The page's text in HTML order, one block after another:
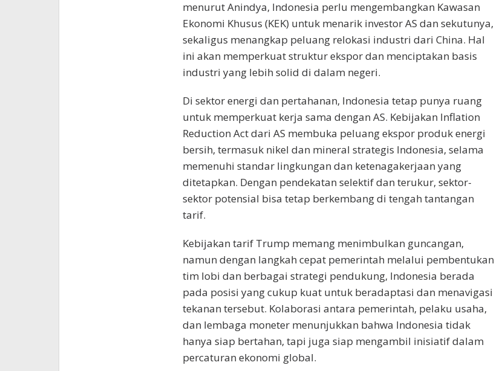
menurut Anindya, Indonesia perlu mengembangkan Kawasan
Ekonomi Khusus (KEK) untuk menarik investor AS dan sekutunya,
sekaligus menangkap peluang relokasi industri dari China. Hal
ini akan memperkuat struktur ekspor dan menciptakan basis
industri yang lebih solid di dalam negeri.
Di sektor energi dan pertahanan, Indonesia tetap punya ruang
untuk memperkuat kerja sama dengan AS. Kebijakan Inflation
Reduction Act dari AS membuka peluang ekspor produk energi
bersih, termasuk nikel dan mineral strategis Indonesia, selama
memenuhi standar lingkungan dan ketenagakerjaan yang
ditetapkan. Dengan pendekatan selektif dan terukur, sektor-
sektor potensial bisa tetap berkembang di tengah tantangan
tarif.
Kebijakan tarif Trump memang menimbulkan guncangan,
namun dengan langkah cepat pemerintah melalui pembentukan
tim lobi dan berbagai strategi pendukung, Indonesia berada
pada posisi yang cukup kuat untuk beradaptasi dan menavigasi
tekanan tersebut. Kolaborasi antara pemerintah, pelaku usaha,
dan lembaga moneter menunjukkan bahwa Indonesia tidak
hanya siap bertahan, tapi juga siap mengambil inisiatif dalam
percaturan ekonomi global.